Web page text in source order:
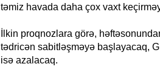
təmiz havada daha çox vaxt
İlkin proqnozlara görə,
tədricən sabitləşməyə başlayacaq,
isə azalacaq.